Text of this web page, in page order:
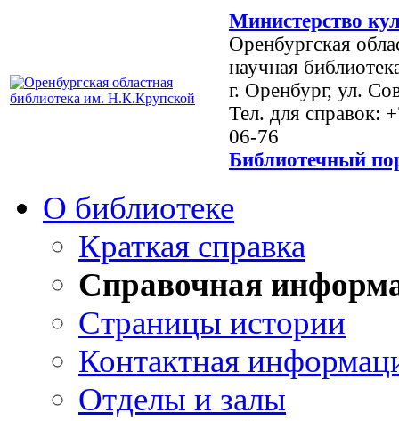
Министерство
Оренбургская
научная
г. Оренбург, ул.
Тел. для справок:
06-76
Библиотечный
О библиотеке
Краткая справка
Справочная
Страницы истории
Контактная
Отделы и залы